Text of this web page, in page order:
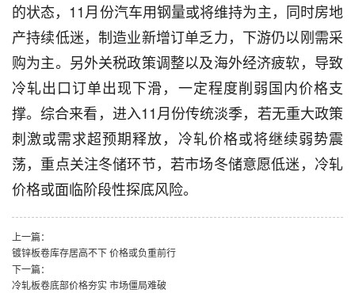
的状态，11月份汽车用钢量或将维持为主，同时房地
产持续低迷，制造业新增订单乏力，下游仍以刚需采
购为主。另外关税政策调整以及海外经济疲软，导致
冷轧出口订单出现下滑，一定程度削弱国内价格支
撑。综合来看，进入11月份传统淡季，若无重大政策
刺激或需求超预期释放，冷轧价格或将继续弱势震
荡，重点关注冬储环节，若市场冬储意愿低迷，冷轧
价格或面临阶段性探底风险。
上一篇：
镀锌板卷库存居高不下 价格或负重前行
下一篇：
冷轧板卷底部价格夯实 市场僵局难破